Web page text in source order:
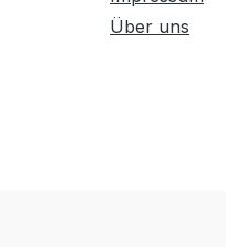
Über uns